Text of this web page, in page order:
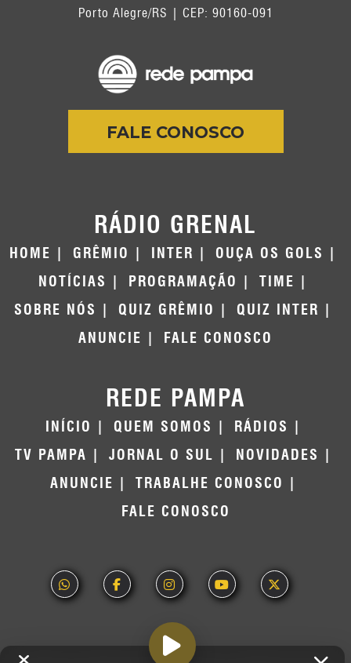
Porto Alegre/RS | CEP: 90160-091
FALE CONOSCO
RÁDIO GRENAL
HOME GRÊMIO INTER
OUÇA OS GOLS
NOTÍCIAS
PROGRAMAÇÃO
TIME
SOBRE NÓS
QUIZ GRÊMIO
QUIZ INTER
ANUNCIE
FALE CONOSCO
REDE PAMPA
INÍCIO QUEM SOMOS
RÁDIOS
TV PAMPA
JORNAL O SUL
NOVIDADES
ANUNCIE
TRABALHE CONOSCO
FALE CONOSCO